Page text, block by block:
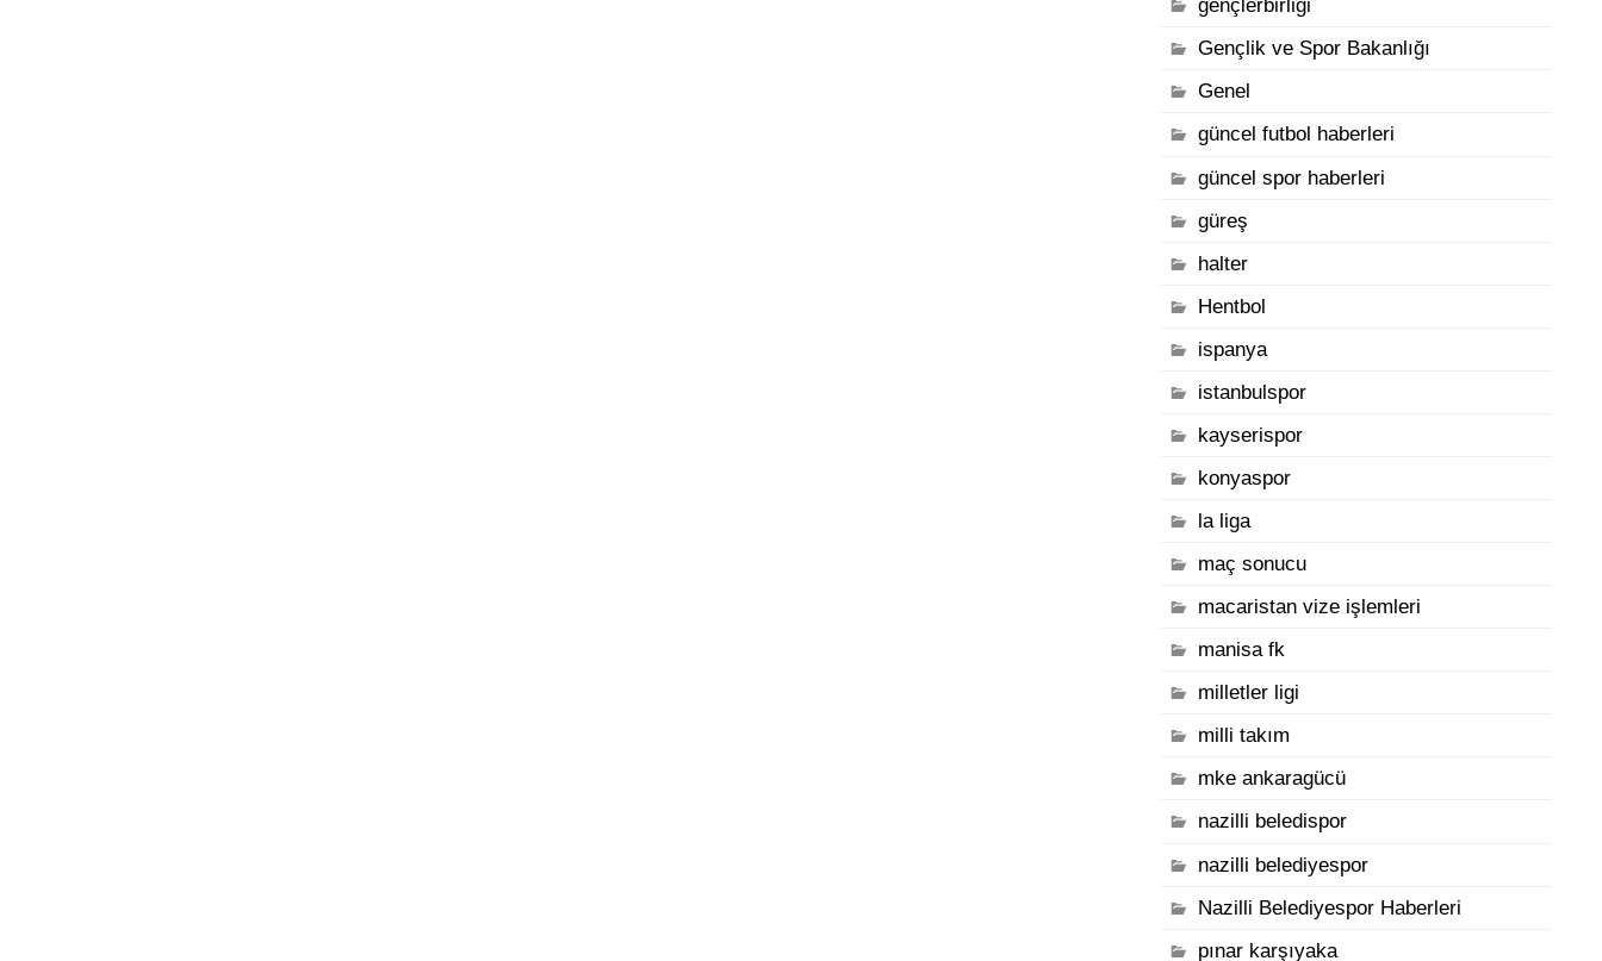
gençlerbirliği
Gençlik ve Spor Bakanlığı
Genel
güncel futbol haberleri
güncel spor haberleri
güreş
halter
Hentbol
ispanya
istanbulspor
kayserispor
konyaspor
la liga
maç sonucu
macaristan vize işlemleri
manisa fk
milletler ligi
milli takım
mke ankaragücü
nazilli beledispor
nazilli belediyespor
Nazilli Belediyespor Haberleri
pınar karşıyaka